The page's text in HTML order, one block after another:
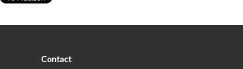
Contact